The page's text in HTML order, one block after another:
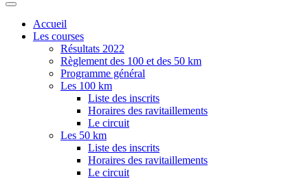
Accueil
Les courses
Résultats 2022
Règlement des 100 et des 50 km
Programme général
Les 100 km
Liste des inscrits
Horaires des ravitaillements
Le circuit
Les 50 km
Liste des inscrits
Horaires des ravitaillements
Le circuit